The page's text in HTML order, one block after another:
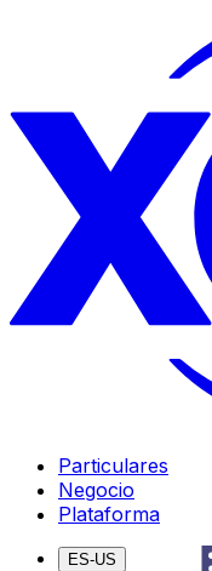
Particulares
Negocio
Plataforma
ES-US